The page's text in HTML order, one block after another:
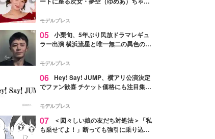
ぎ」「成長を感じる」の声
モデルプレス
05 小栗旬、5年ぶり民放ドラマレギュ
ラー出演 横浜流星と唯一無二の異色のバ
モデルプレス
06 Hey! Say! JUMP、横アリ公演決定
でファン歓喜 チケット価格にも注目集ま
モデルプレス
07
＜図々しい娘の友だち対処法＞「私
も乗せてよ！」断っても強引に乗り込ん